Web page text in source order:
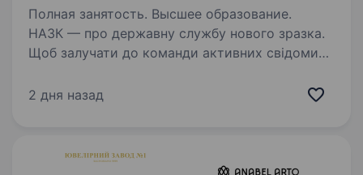
Полная занятость. Высшее образование.
НАЗК — про державну службу нового зразка.
Щоб залучати до команди активних свідомих
доброчесних людей, де кожен поділяє такі
2 дня назад